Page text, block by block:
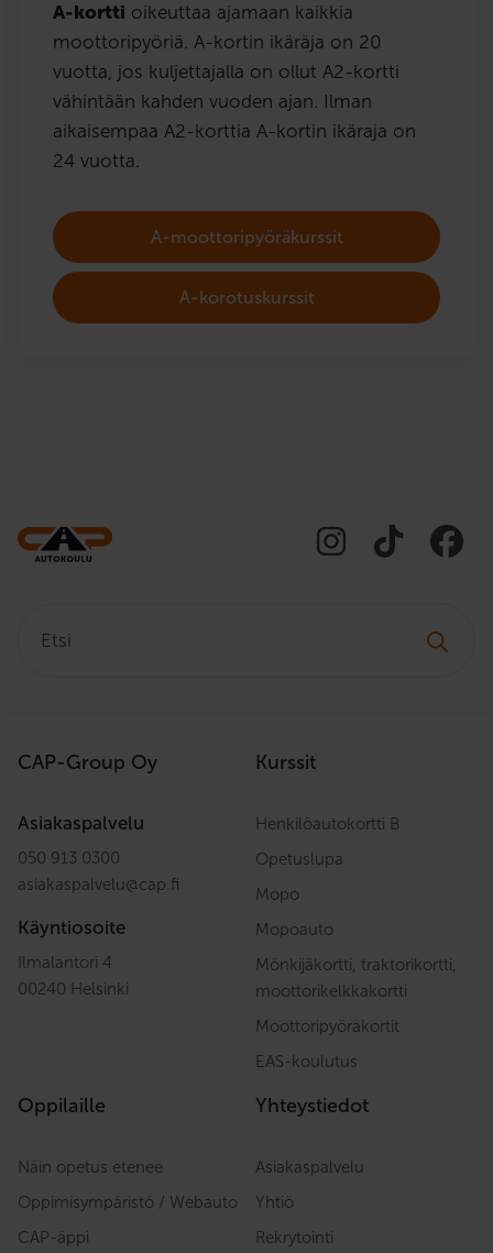
A-kortti oikeuttaa ajamaan kaikkia
moottoripyöriä. A-kortin ikäräja on 20
vuotta, jos kuljettajalla on ollut A2-kortti
vähintään kahden vuoden ajan. Ilman
aikaisempaa A2-korttia A-kortin ikäraja on
24 vuotta.
A-moottoripyöräkurssit
A-korotuskurssit
CAP-Group Oy
Asiakaspalvelu
050 913 0300
asiakaspalvelu@cap.fi
Käyntiosoite
Ilmalantori 4
00240 Helsinki
Kurssit
Henkilöautokortti B
Opetuslupa
Mopo
Mopoauto
Mönkijäkortti, traktorikortti,
moottorikelkkakortti
Moottoripyöräkortit
EAS-koulutus
Oppilaille
Näin opetus etenee
Oppimisympäristö / Webauto
CAP-äppi
Yhteystiedot
Asiakaspalvelu
Yhtiö
Rekrytointi